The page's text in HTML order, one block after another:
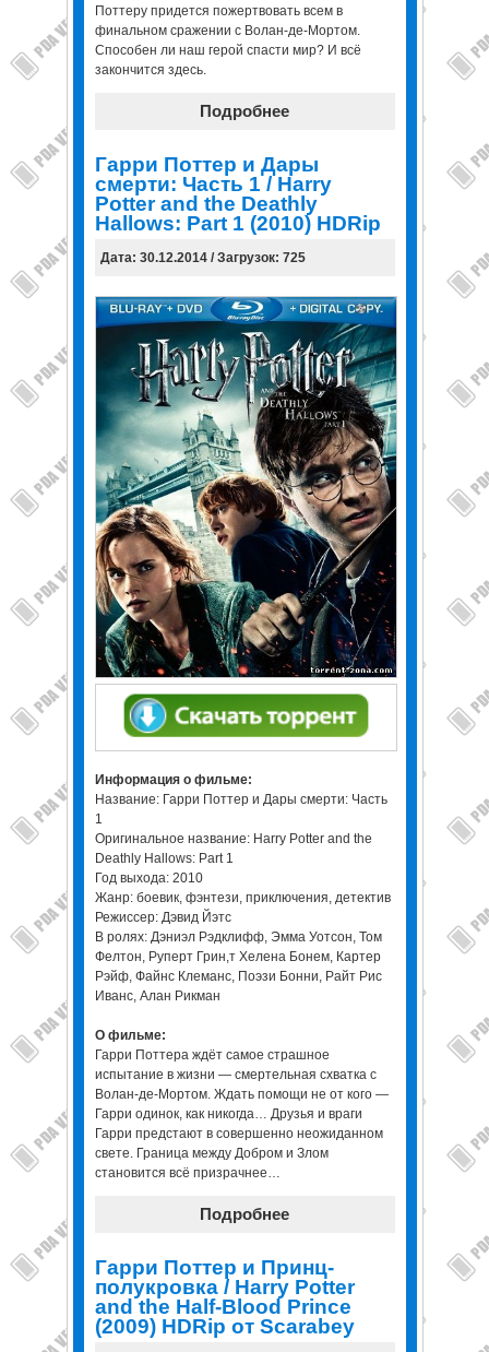
Поттеру придется пожертвовать всем в
финальном сражении с Волан-де-Мортом.
Способен ли наш герой спасти мир? И всё
закончится здесь.
Подробнее
Гарри Поттер и Дары
смерти: Часть 1 / Harry
Potter and the Deathly
Hallows: Part 1 (2010) HDRip
Дата: 30.12.2014 / Загрузок: 725
Информация о фильме:
Название: Гарри Поттер и Дары смерти: Часть
1
Оригинальное название: Harry Potter and the
Deathly Hallows: Part 1
Год выхода: 2010
Жанр: боевик, фэнтези, приключения, детектив
Режиссер: Дэвид Йэтс
В ролях: Дэниэл Рэдклифф, Эмма Уотсон, Том
Фелтон, Руперт Грин,т Хелена Бонем, Картер
Рэйф, Файнс Клеманс, Поэзи Бонни, Райт Рис
Иванс, Алан Рикман
О фильме:
Гарри Поттера ждёт самое страшное
испытание в жизни — смертельная схватка с
Волан-де-Мортом. Ждать помощи не от кого —
Гарри одинок, как никогда… Друзья и враги
Гарри предстают в совершенно неожиданном
свете. Граница между Добром и Злом
становится всё призрачнее…
Подробнее
Гарри Поттер и Принц-
полукровка / Harry Potter
and the Half-Blood Prince
(2009) HDRip от Scarabey